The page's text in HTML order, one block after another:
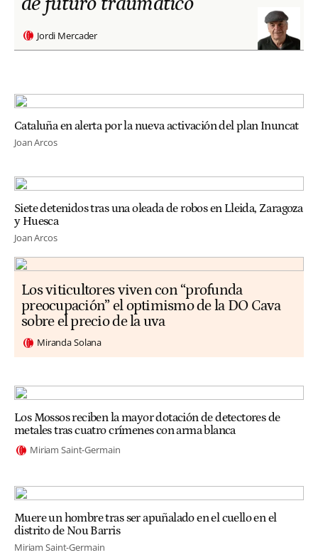
Jordi Mercader
Cataluña en alerta por la nueva activación del plan Inuncat
Joan Arcos
Siete detenidos tras una oleada de robos en Lleida, Zaragoza
y Huesca
Joan Arcos
Los viticultores viven con “profunda
preocupación” el optimismo de la DO Cava
sobre el precio de la uva
Miranda Solana
Los Mossos reciben la mayor dotación de detectores de
metales tras cuatro crímenes con arma blanca
Miriam Saint-Germain
Muere un hombre tras ser apuñalado en el cuello en el
distrito de Nou Barris
Miriam Saint-Germain